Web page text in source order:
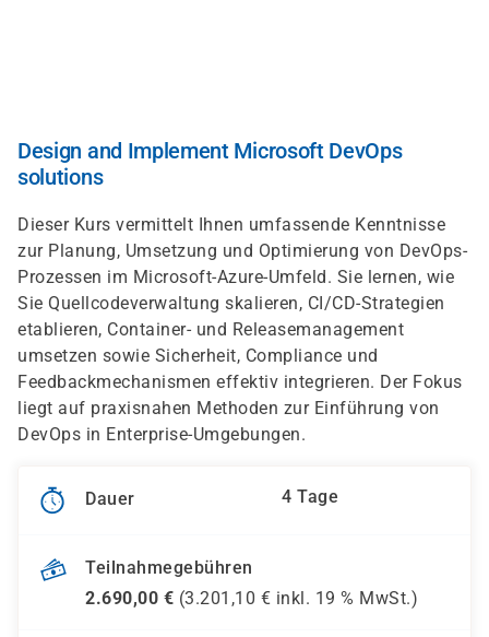
Design and Implement Microsoft DevOps
solutions
Dieser Kurs vermittelt Ihnen umfassende Kenntnisse
zur Planung, Umsetzung und Optimierung von DevOps-
Prozessen im Microsoft-Azure-Umfeld. Sie lernen, wie
Sie Quellcodeverwaltung skalieren, CI/CD-Strategien
etablieren, Container- und Releasemanagement
umsetzen sowie Sicherheit, Compliance und
Feedbackmechanismen effektiv integrieren. Der Fokus
liegt auf praxisnahen Methoden zur Einführung von
DevOps in Enterprise-Umgebungen.
Dauer 4 Tage
Teilnahmegebühren
2.690,00 € (3.201,10 € inkl. 19 % MwSt.)